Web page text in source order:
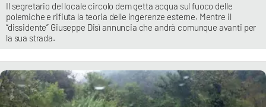
Il segretario del locale circolo dem getta acqua sul fuoco delle
polemiche e rifiuta la teoria delle ingerenze esterne. Mentre il
“dissidente” Giuseppe Disì annuncia che andrà comunque avanti per
la sua strada.